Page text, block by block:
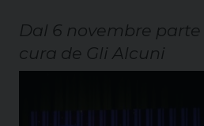
Dal 6 novembre
cura de Gli Alcuni